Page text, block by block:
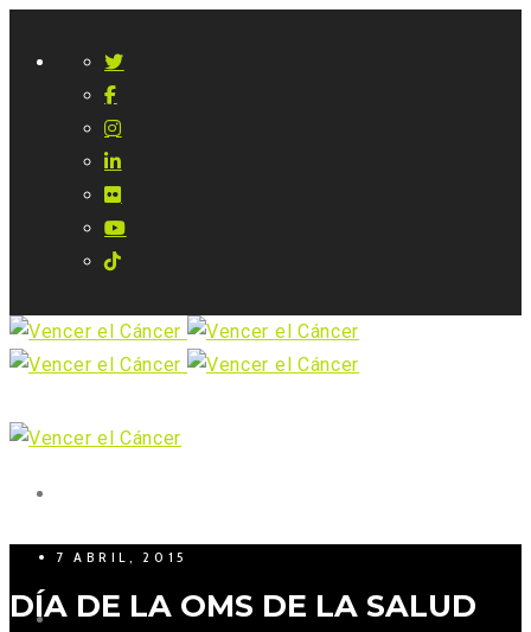
LA FUNDACIÓN
7 ABRIL, 2015
DÍA DE LA OMS DE LA SALUD